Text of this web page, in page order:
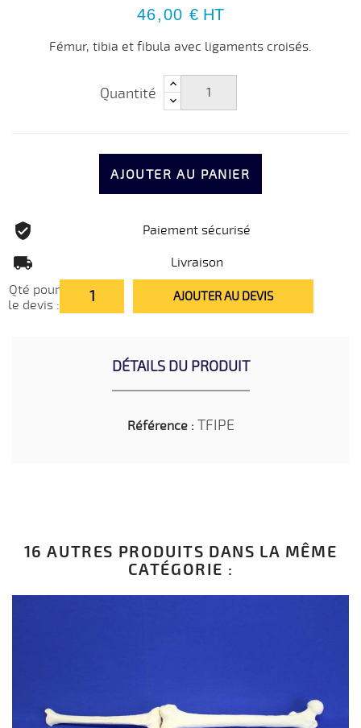
46,00 € HT
Fémur, tibia et fibula avec ligaments croisés.
Quantité
AJOUTER AU PANIER
Paiement sécurisé
Livraison
Qté pour
le devis :
AJOUTER AU DEVIS
DÉTAILS DU PRODUIT
Référence : TFIPE
16 AUTRES PRODUITS DANS LA MÊME
CATÉGORIE :